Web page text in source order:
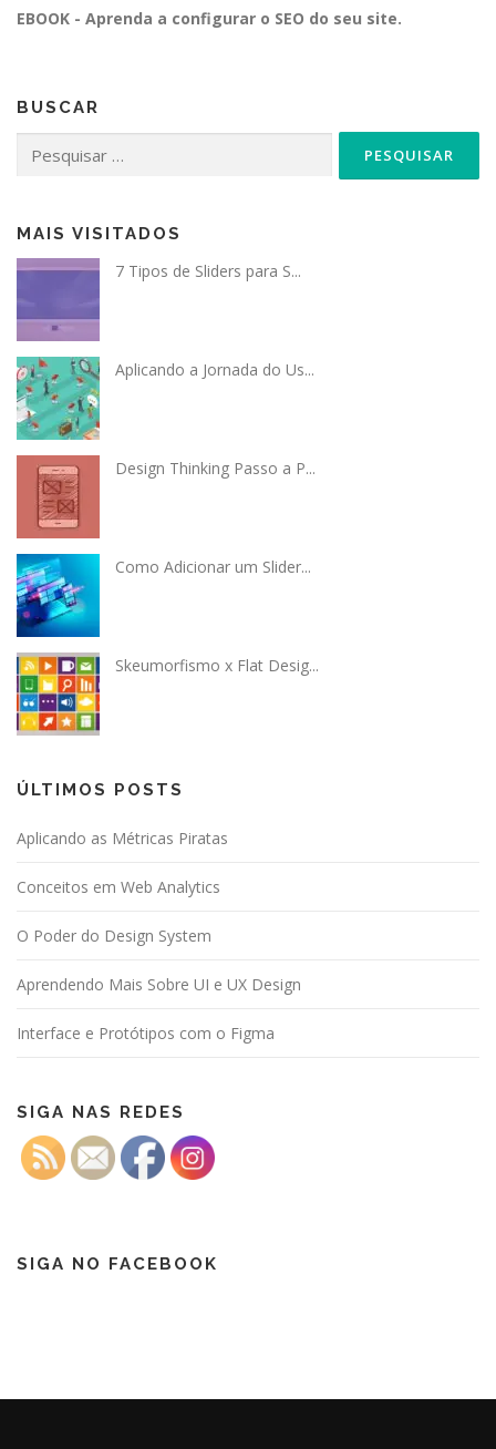
EBOOK - Aprenda a configurar o SEO do seu site.
BUSCAR
por:
MAIS VISITADOS
7 Tipos de Sliders para S...
Aplicando a Jornada do Us...
Design Thinking Passo a P...
Como Adicionar um Slider...
Skeumorfismo x Flat Desig...
ÚLTIMOS POSTS
Aplicando as Métricas Piratas
Conceitos em Web Analytics
O Poder do Design System
Aprendendo Mais Sobre UI e UX Design
Interface e Protótipos com o Figma
SIGA NAS REDES
SIGA NO FACEBOOK